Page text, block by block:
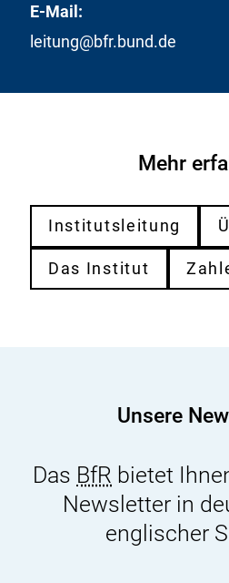
E-Mail:
leitung@bfr.bund.de
Mehr
Institutsleitung
Das Institut
Unsere
Das BfR bietet
Newsletter in
englischer